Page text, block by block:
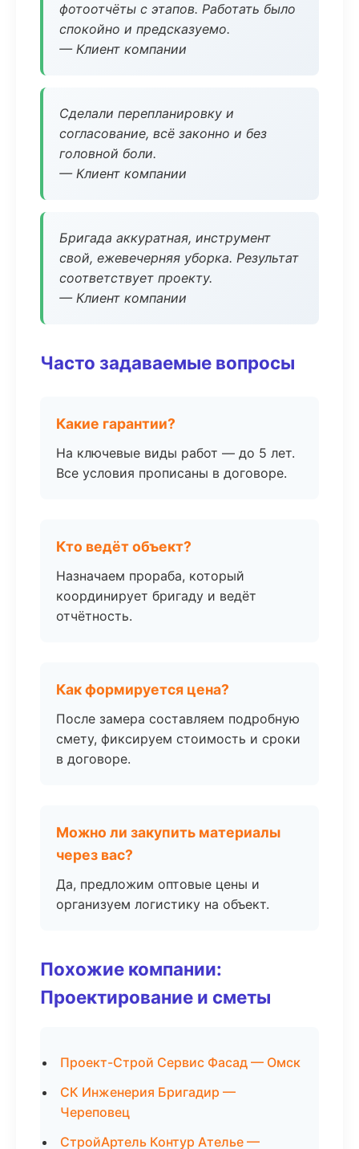
фотоотчёты с этапов. Работать было
спокойно и предсказуемо.
— Клиент компании
Сделали перепланировку и
согласование, всё законно и без
головной боли.
— Клиент компании
Бригада аккуратная, инструмент
свой, ежевечерняя уборка. Результат
соответствует проекту.
— Клиент компании
Часто задаваемые вопросы
Какие гарантии?
На ключевые виды работ — до 5 лет.
Все условия прописаны в договоре.
Кто ведёт объект?
Назначаем прораба, который
координирует бригаду и ведёт
отчётность.
Как формируется цена?
После замера составляем подробную
смету, фиксируем стоимость и сроки
в договоре.
Можно ли закупить материалы
через вас?
Да, предложим оптовые цены и
организуем логистику на объект.
Похожие компании:
Проектирование и сметы
Проект-Строй Сервис Фасад — Омск
СК Инженерия Бригадир —
Череповец
СтройАртель Контур Ателье —